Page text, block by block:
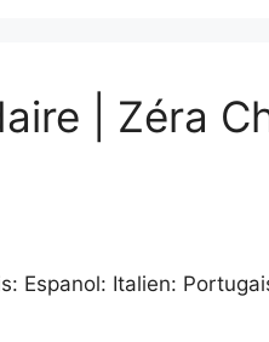
| Zéra
Espanol: Italien: